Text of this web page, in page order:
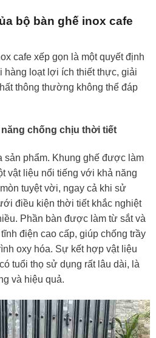
bộ bàn ghế inox cafe
cafe xếp gọn là một quyết định
hàng loạt lợi ích thiết thực, giải
thông thường không thể đáp
chống chịu thời tiết
sản phẩm. Khung ghế được làm
vật liệu nổi tiếng với khả năng
tuyệt vời, ngay cả khi sử
điều kiện thời tiết khắc nghiệt
Phần bàn được làm từ sắt và
điện cao cấp, giúp chống trầy
oxy hóa. Sự kết hợp vật liệu
tuổi thọ sử dụng rất lâu dài, là
và hiệu quả.